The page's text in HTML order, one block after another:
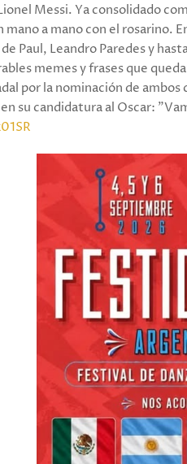
Messi. Ya consolidado
mano a mano con el rosarino.
Paul, Leandro Paredes y
memes y frases que
por la nominación de
su candidatura al Oscar: